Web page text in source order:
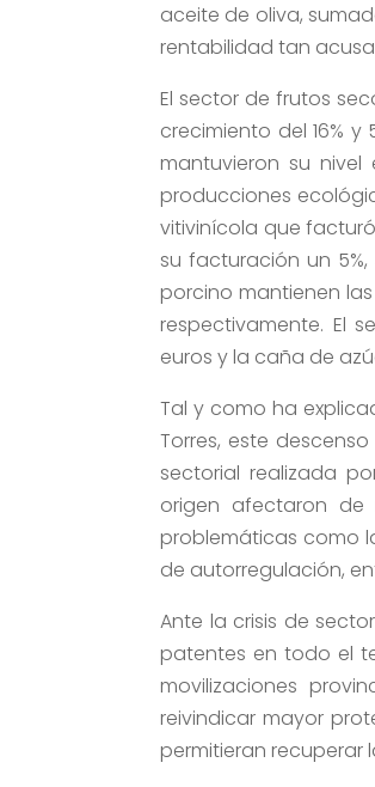
aceite de oliva,
rentabilidad tan
El sector de frutos
crecimiento del 16%
mantuvieron su nivel
producciones
vitivinícola que
su facturación un
porcino mantienen las
respectivamente. El
euros y la caña de
Tal y como ha
Torres, este
sectorial realizada
origen afectaron de
problemáticas como
de autorregulación,
Ante la crisis de
patentes en todo el
movilizaciones
reivindicar mayor
permitieran recuperar